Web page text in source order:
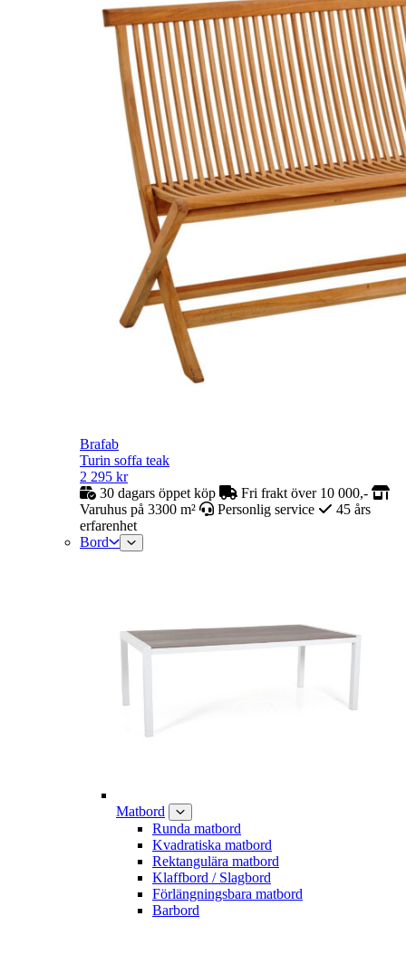
Brafab
Turin soffa teak
2 295 kr
30 dagars öppet köp
Fri frakt över 10 000,-
Varuhus på 3300 m²
Personlig service
45 års
erfarenhet
Bord
Matbord
Runda matbord
Kvadratiska matbord
Rektangulära matbord
Klaffbord / Slagbord
Förlängningsbara matbord
Barbord